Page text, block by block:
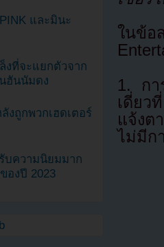
ในข้
1. กา
เดี่ยว
แจ้งต
ไม่มีก
และมินะ
งที่จะแยกตัวจาก
ฮันนัมดง
งถูกพวกเฮดเตอร์
บความนิยมมาก
องปี 2023